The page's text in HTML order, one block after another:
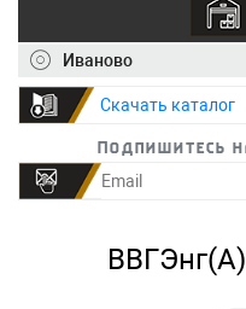
Иваново
Скачать каталог
Подпишитесь